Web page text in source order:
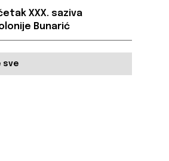
XXX. saziva
Bunarić
sve